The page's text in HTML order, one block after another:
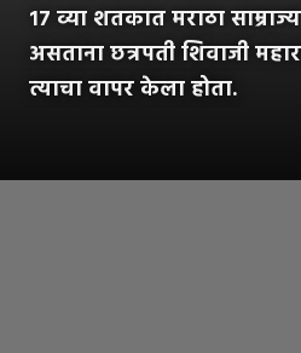
१७ व्या शतकात मराठा
असताना छत्रपती शिवाजी
त्याचा वापर केला होता.